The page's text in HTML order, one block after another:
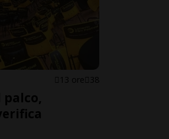
13 ore 38
palco,